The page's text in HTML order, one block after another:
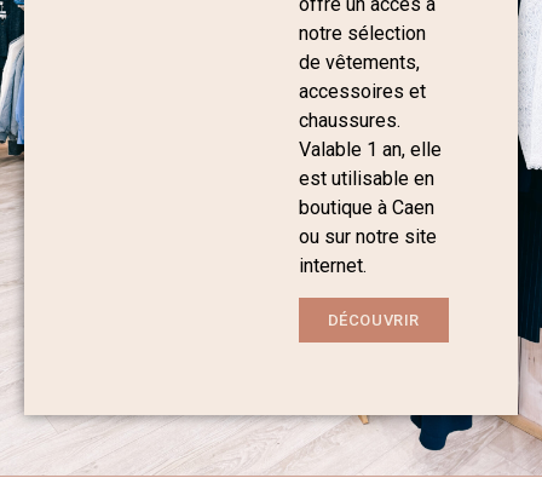
notre sélection
de vêtements,
accessoires et
chaussures.
Valable 1 an, elle
est utilisable en
boutique à Caen
ou sur notre site
internet.
DÉCOUVRIR